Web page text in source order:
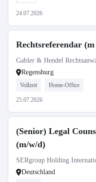
24.07.2026
Rechtsreferendar
Gabler & Hendel
Regensburg
Vollzeit Home-Office
25.07.2026
(Senior) Legal
(m/w/d)
SERgroup Holding
Deutschland